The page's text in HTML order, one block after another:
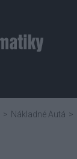
Nákladné Autá